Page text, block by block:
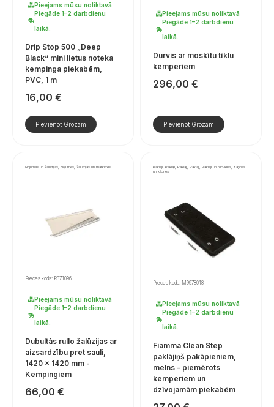
Pieejams mūsu noliktavā
Piegāde 1–2 darbdienu
laikā.
Drip Stop 500 „Deep
Black“ mini lietus noteka
kempinga piekabēm,
PVC, 1 m
16,00 €
Pievienot Grozam
Pieejams mūsu noliktavā
Piegāde 1–2 darbdienu
laikā.
Durvis ar moskītu tīklu
kemperiem
296,00 €
Pievienot Grozam
Nojumes un žalūzijas, Nojumes, žalūzijas un markīzes
Preces kods: R371096
Pieejams mūsu noliktavā
Piegāde 1–2 darbdienu
laikā.
Dubultās rullo žalūzijas ar
aizsardzību pret sauli,
1420 × 1420 mm -
Kempingiem
66,00 €
Paklāji, Paklāji, Paklāji, Paklāji, Paklāji un pildvielas, Kāpnes
un kāpnes
Preces kods: M9978018
Pieejams mūsu noliktavā
Piegāde 1–2 darbdienu
laikā.
Fiamma Clean Step
paklājiņš pakāpieniem,
melns - piemērots
kemperiem un
dzīvojamām piekabēm